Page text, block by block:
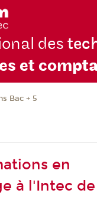
des
et com
Bac + 5
en
à l'Intec de